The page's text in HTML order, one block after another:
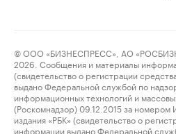
© ООО «БИЗНЕСПРЕСС», АО
2026. Сообщения и материалы
(свидетельство о регистрации
выдано Федеральной службой по
информационных технологий и
(Роскомнадзор) 09.12.2015 за
издания «РБК» (свидетельство о
информации выдано Федеральной